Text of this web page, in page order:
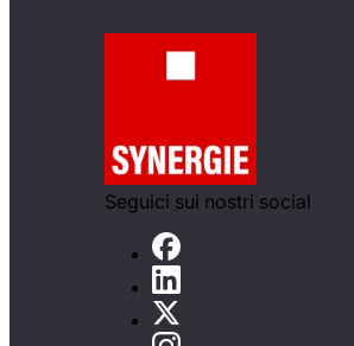
Seguici sui nostri social